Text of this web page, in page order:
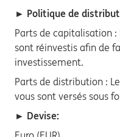
► Politique de
Parts de capitalisation
sont réinvestis afin de
investissement.
Parts de distribution :
vous sont versés sous
► Devise: